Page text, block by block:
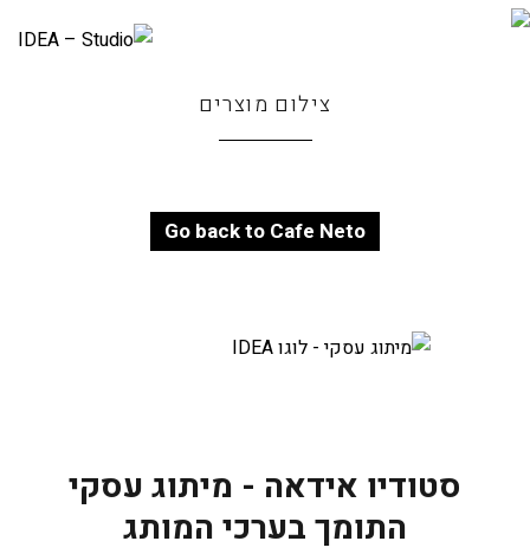
צילום מוצרים
Go back to Cafe Neto
סטודיו אידאה - מיתוג עסקי
התומך בערכי המותג